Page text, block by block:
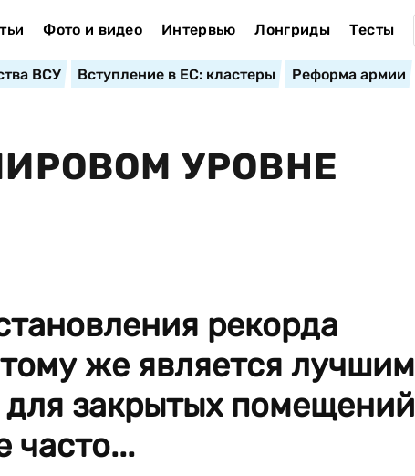
Фото и видео Интервью Лонгриды Тесты
ВСУ Вступление в ЕС: кластеры Реформа армии
УРОВНЕ
рекорда
же является лучшим
для закрытых помещений
часто...